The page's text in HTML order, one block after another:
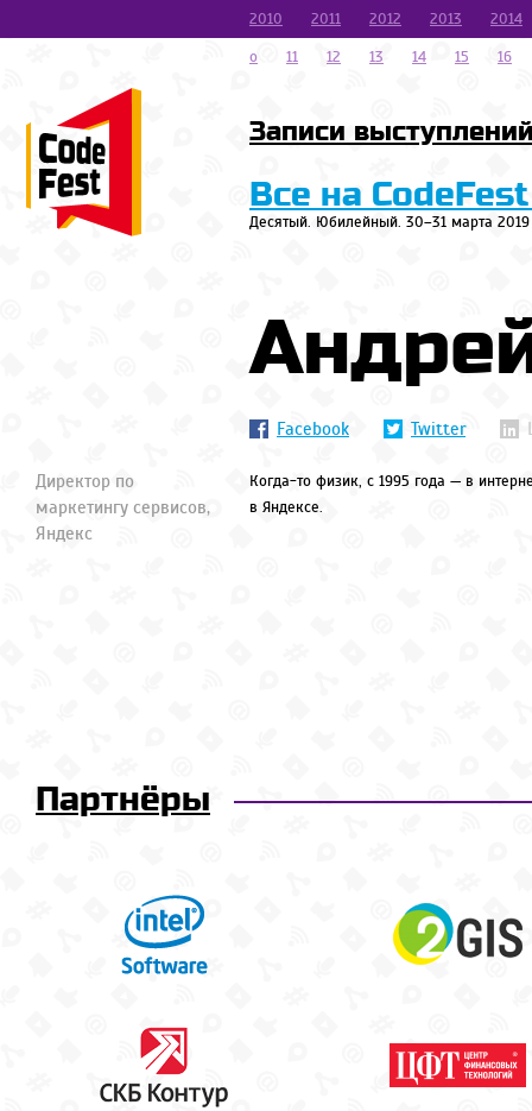
2010 2011 2012 2013
2014
o
11 12 13 14 15 16
Записи
Все на
Десятый. Юбилейный. 30–31 марта 2019
Facebook Twitter
Директор по
маркетингу сервисов,
Яндекс
Когда-то физик, с 1995 года — в
в Яндексе.
Партнёры